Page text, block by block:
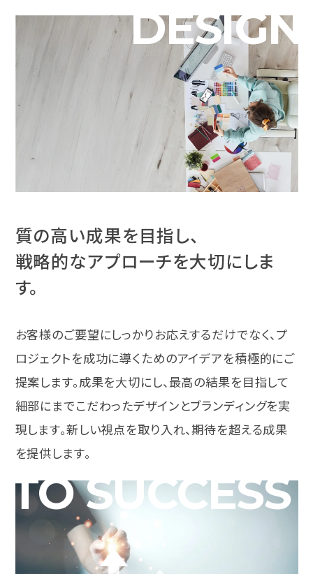
DESIGN
質の高い成果を目指し、
戦略的なアプローチを大切にしま
す。
お客様のご要望にしっかりお応えするだけでなく、プ
ロジェクトを成功に導くためのアイデアを積極的にご
提案します。成果を大切にし、最高の結果を目指して
細部にまでこだわったデザインとブランディングを実
現します。新しい視点を取り入れ、期待を超える成果
を提供します。
TO SUCCESS